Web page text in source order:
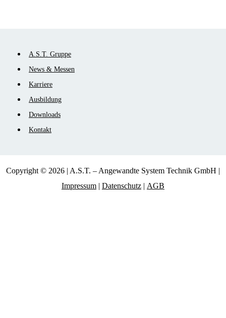
Navigation
überspringen
A.S.T. Gruppe
News & Messen
Karriere
Ausbildung
Downloads
Kontakt
Copyright © 2026 | A.S.T. – Angewandte System Technik GmbH |
Impressum | Datenschutz | AGB